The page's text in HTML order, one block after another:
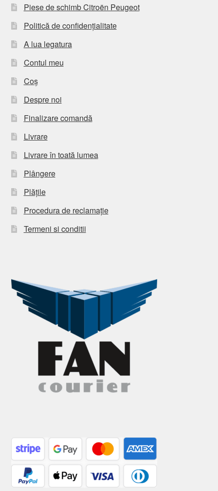
Piese de schimb Citroën Peugeot
Politică de confidențialitate
A lua legatura
Contul meu
Coș
Despre noi
Finalizare comandă
Livrare
Livrare în toată lumea
Plângere
Plățile
Procedura de reclamație
Termeni si conditii